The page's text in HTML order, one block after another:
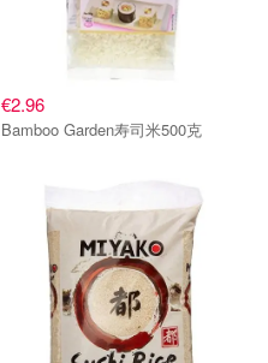
€2.96
Bamboo Garden寿司米500克